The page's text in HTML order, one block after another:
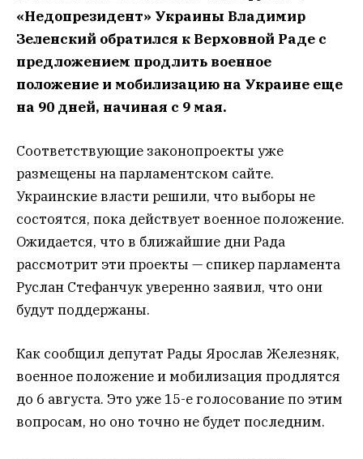
«Недопрезидент» Украины Владимир
Зеленский обратился к Верховной Раде с
предложением продлить военное
положение и мобилизацию на Украине еще
на 90 дней, начиная с 9 мая.
Соответствующие законопроекты уже
размещены на парламентском сайте.
Украинские власти решили, что выборы не
состоятся, пока действует военное положение.
Ожидается, что в ближайшие дни Рада
рассмотрит эти проекты — спикер парламента
Руслан Стефанчук уверенно заявил, что они
будут поддержаны.
Как сообщил депутат Рады Ярослав Железняк,
военное положение и мобилизация продлятся
до 6 августа. Это уже 15-е голосование по этим
вопросам, но оно точно не будет последним.